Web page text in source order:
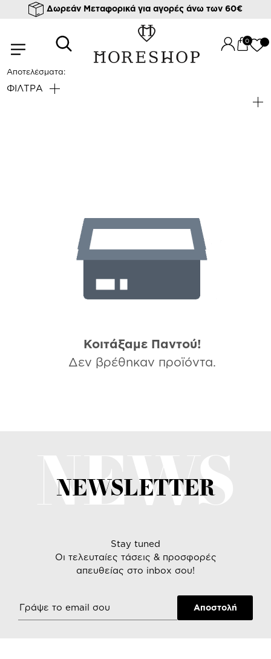
Δωρεάν Μεταφορικά για αγορές άνω των 60€
0
Αποτελέσματα:
ΦΙΛΤΡΑ
T-shirts
Κοιτάξαμε Παντού!
Δεν βρέθηκαν προϊόντα.
NEWS
NEWSLETTER
Stay tuned
Οι τελευταίες τάσεις & προσφορές
απευθείας στο inbox σου!